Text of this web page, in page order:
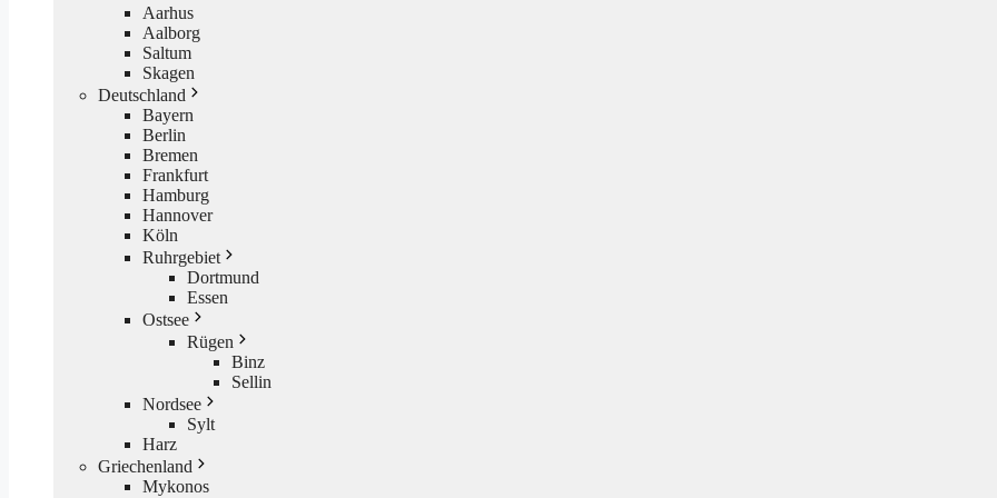
Aarhus
Aalborg
Saltum
Skagen
Deutschland
Bayern
Berlin
Bremen
Frankfurt
Hamburg
Hannover
Köln
Ruhrgebiet
Dortmund
Essen
Ostsee
Rügen
Binz
Sellin
Nordsee
Sylt
Harz
Griechenland
Mykonos